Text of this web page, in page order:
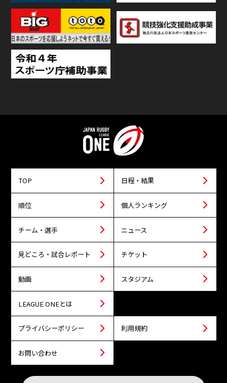
TOP 日程・結果
順位 個人ランキング
チーム・選手 ニュース
見どころ・試合レポート チケット
動画 スタジアム
LEAGUE ONEとは
プライバシーポリシー 利用規約
お問い合わせ